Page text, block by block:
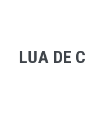
LUA DE